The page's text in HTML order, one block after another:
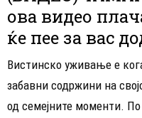
ова видео
ќе пее за вас
Вистинско уживање е
забавни содржини на
од семејните моменти. По